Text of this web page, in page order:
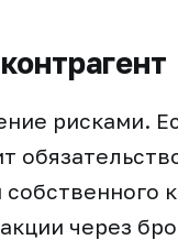
рисками.
собственного
через